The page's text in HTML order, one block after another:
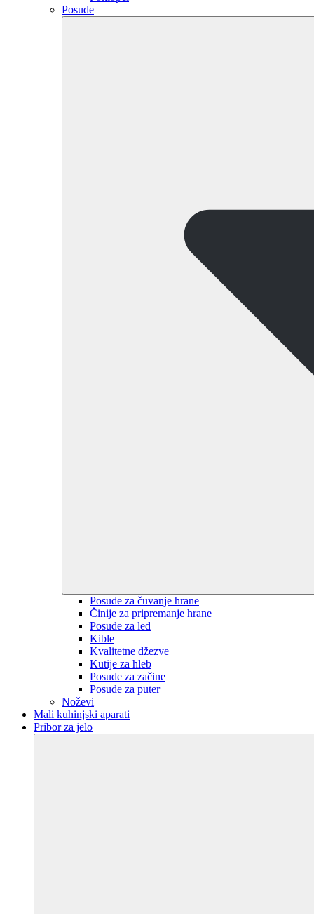
Posude
Posude za čuvanje hrane
Činije za pripremanje hrane
Posude za led
Kible
Kvalitetne džezve
Kutije za hleb
Posude za začine
Posude za puter
Noževi
Mali kuhinjski aparati
Pribor za jelo